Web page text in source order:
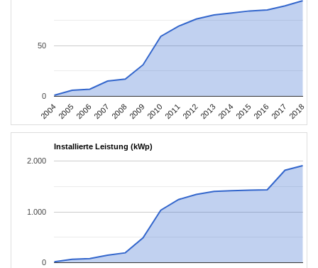
2004200520062007 2008200920102011201220132014201520162017 2018
0
50
Installierte Leistung (kWp)
0
1.000
2.000